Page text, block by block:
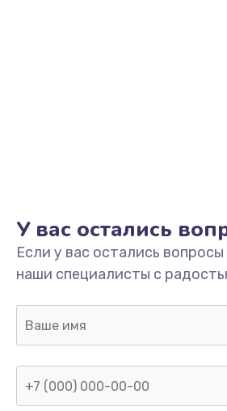
У вас остались
Если у вас остались
наши специалисты с